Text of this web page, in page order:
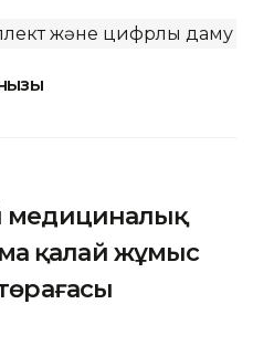
және цифрлық даму
медициналық
қалай жұмыс